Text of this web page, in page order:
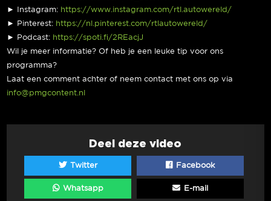
► Instagram: https://www.instagram.com/rtl.autowereld/
► Pinterest: https://nl.pinterest.com/rtlautowereld/
► Podcast: https://spoti.fi/2REacjJ
Wil je meer informatie? Of heb je een leuke tip voor ons
programma?
Laat een comment achter of neem contact met ons op via
info@pmgcontent.nl
Deel deze video
Twitter Facebook
Whatsapp E-mail